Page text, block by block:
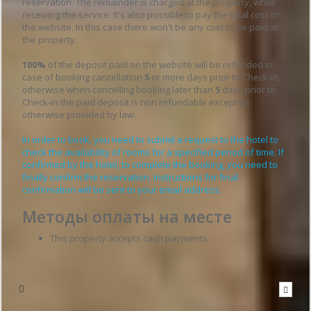
receiving the service. It's also possible to pay the total cost on
the website. In this case there won't be any cost to be paid at
the property.
100% of the deposit paid on the website will be refunded in
case of booking cancellation 5 or more days prior to Check-in,
otherwise when cancelling booking later than 5 days prior to
Check-in the paid deposit is non refundable except as
otherwise provided by law.
In order to book, you need to submit a request to the hotel to
check the availability of rooms for a specified period of time. If
confirmed by the hotel, to complete the booking, you need to
finally confirm the reservation. Instructions for final
confirmation will be sent to your email address.
Методы оплаты на месте
This property accepts cash payments